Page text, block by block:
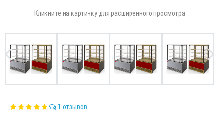
Кликните на картинку для расширенного просмотра
1 отзывов